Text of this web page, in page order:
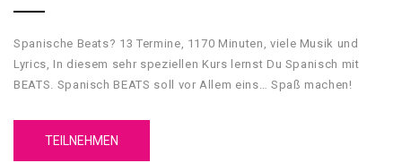
Spanische Beats? 13 Termine, 1170 Minuten, viele Musik und
Lyrics, In diesem sehr speziellen Kurs lernst Du Spanisch mit
BEATS. Spanisch BEATS soll vor Allem eins… Spaß machen!
Konzepts. Lade Freunde und Bekannte ein und Ihr lernt beim
TEILNEHMEN